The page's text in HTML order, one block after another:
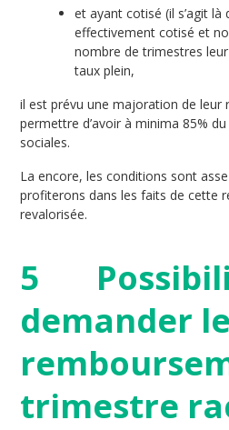
et ayant cotisé (il s’agit là
effectivement cotisé et
nombre de trimestres
taux plein,
il est prévu une majoration de leur
permettre d’avoir à minima 85%
sociales.
La encore, les conditions sont
profiterons dans les faits de cette
revalorisée.
5
demander le
trimestre